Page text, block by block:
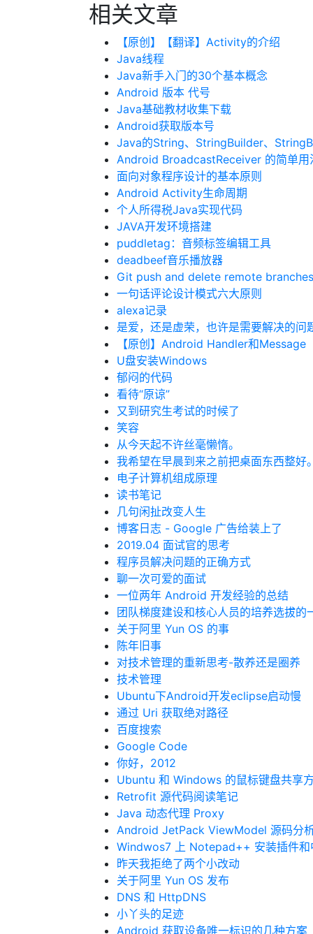
相关文章
【原创】【翻译】Activity的介绍
Java线程
Java新手入门的30个基本概念
Android 版本 代号
Java基础教材收集下载
Android获取版本号
Java的String、StringBuilder、
Android BroadcastReceiver 的简单用
面向对象程序设计的基本原则
Android Activity生命周期
个人所得税Java实现代码
JAVA开发环境搭建
puddletag：音频标签编辑工具
deadbeef音乐播放器
Git push and delete remote branches
一句话评论设计模式六大原则
alexa记录
是爱，还是虚荣，也许是需要解决的问
【原创】Android Handler和Message
U盘安装Windows
郁闷的代码
看待“原谅”
又到研究生考试的时候了
笑容
从今天起不许丝毫懒惰。
我希望在早晨到来之前把桌面东西整好
电子计算机组成原理
读书笔记
几句闲扯改变人生
博客日志 - Google 广告给装上了
2019.04 面试官的思考
程序员解决问题的正确方式
聊一次可爱的面试
一位两年 Android 开发经验的总结
团队梯度建设和核心人员的培养选拔的
关于阿里 Yun OS 的事
陈年旧事
对技术管理的重新思考-散养还是圈养
技术管理
Ubuntu下Android开发eclipse启动慢
通过 Uri 获取绝对路径
百度搜索
Google Code
你好，2012
Ubuntu 和 Windows 的鼠标键盘共享
Retrofit 源代码阅读笔记
Java 动态代理 Proxy
Android JetPack ViewModel 源码分
Windwos7 上 Notepad++ 安装插件和
昨天我拒绝了两个小改动
关于阿里 Yun OS 发布
DNS 和 HttpDNS
小丫头的足迹
Android 获取设备唯一标识的几种方案